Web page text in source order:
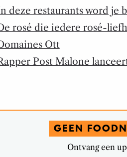
deze restaurants word je
rosé die iedere rosé-
Ott
Post Malone
GEEN
Ontvang een